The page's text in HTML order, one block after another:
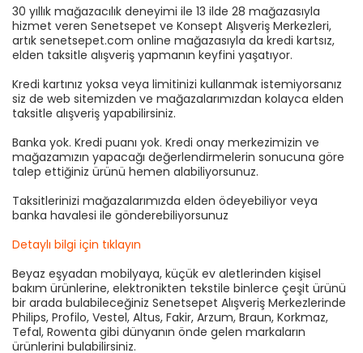
30 yıllık mağazacılık deneyimi ile 13 ilde 28 mağazasıyla
hizmet veren Senetsepet ve Konsept Alışveriş Merkezleri,
artık senetsepet.com online mağazasıyla da kredi kartsız,
elden taksitle alışveriş yapmanın keyfini yaşatıyor.
Kredi kartınız yoksa veya limitinizi kullanmak istemiyorsanız
siz de web sitemizden ve mağazalarımızdan kolayca elden
taksitle alışveriş yapabilirsiniz.
Banka yok. Kredi puanı yok. Kredi onay merkezimizin ve
mağazamızın yapacağı değerlendirmelerin sonucuna göre
talep ettiğiniz ürünü hemen alabiliyorsunuz.
Taksitlerinizi mağazalarımızda elden ödeyebiliyor veya
banka havalesi ile gönderebiliyorsunuz
Detaylı bilgi için tıklayın
Beyaz eşyadan mobilyaya, küçük ev aletlerinden kişisel
bakım ürünlerine, elektronikten tekstile binlerce çeşit ürünü
bir arada bulabileceğiniz Senetsepet Alışveriş Merkezlerinde
Philips, Profilo, Vestel, Altus, Fakir, Arzum, Braun, Korkmaz,
Tefal, Rowenta gibi dünyanın önde gelen markaların
ürünlerini bulabilirsiniz.